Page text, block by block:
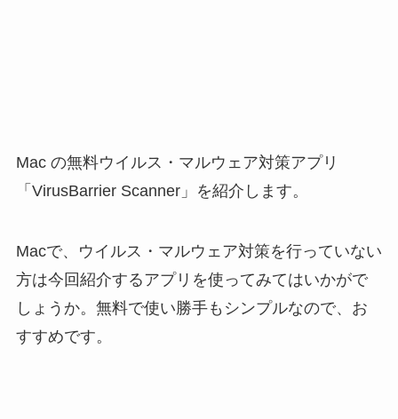
Mac の無料ウイルス・マルウェア対策アプリ
「VirusBarrier Scanner」を紹介します。
Macで、ウイルス・マルウェア対策を行っていない
方は今回紹介するアプリを使ってみてはいかがで
しょうか。無料で使い勝手もシンプルなので、お
すすめです。